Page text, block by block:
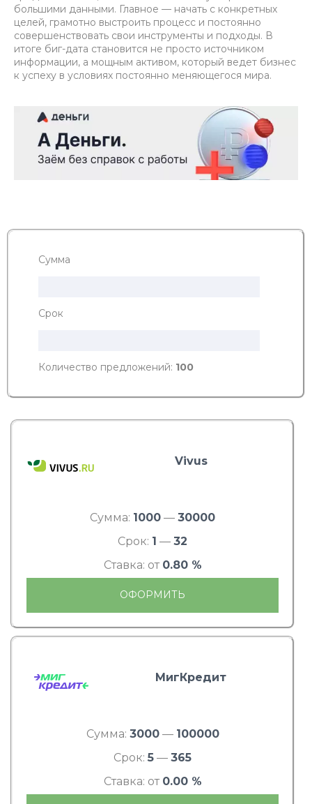
большими данными. Главное — начать с конкретных
целей, грамотно выстроить процесс и постоянно
совершенствовать свои инструменты и подходы. В
итоге биг-дата становится не просто источником
информации, а мощным активом, который ведет бизнес
к успеху в условиях постоянно меняющегося мира.
Сумма
Срок
Количество предложений: 100
Vivus
Сумма: 1000 — 30000
Срок: 1 — 32
Ставка: от 0.80 %
ОФОРМИТЬ
МигКредит
Сумма: 3000— 100000
Срок: 5 — 365
Ставка: от 0.00 %